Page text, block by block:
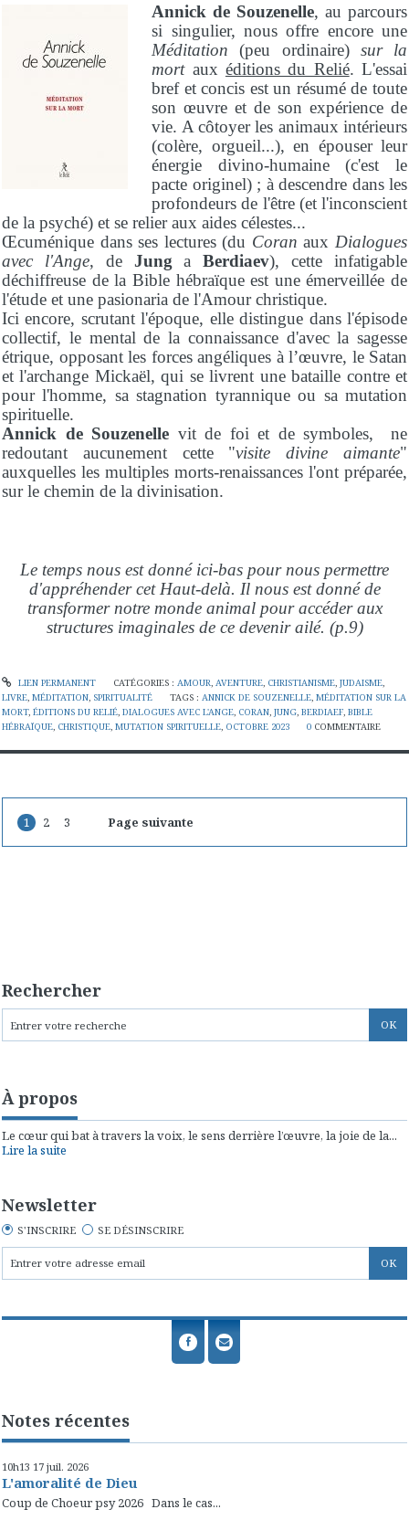
Annick de Souzenelle, au parcours
si singulier, nous offre encore une
Méditation (peu ordinaire)sur la
mortaux éditions du Relié. L'essai
bref et concis est un résumé de toute
son œuvre et de son expérience de
vie. A côtoyer les animaux intérieurs
(colère, orgueil...), en épouser leur
énergie divino-humaine (c'est le
pacte originel) ; à descendre dans les
profondeurs de l'être (et l'inconscient
de la psyché) et se relier aux aides célestes...
Œcuménique dans ses lectures (du Coran aux Dialogues
avec l'Ange, de Jung aBerdiaev), cette infatigable
déchiffreuse de la Bible hébraïque est une émerveillée de
l'étude et une pasionaria de l'Amour christique.
Ici encore, scrutant l'époque, elle distingue dans l'épisode
collectif, le mental de la connaissance d'avec la sagesse
étrique, opposant les forces angéliques à l’œuvre, le Satan
et l'archange Mickaël, qui se livrent une bataille contre et
pour l'homme, sa stagnation tyrannique ou sa mutation
spirituelle.
Annick de Souzenelle vit de foi et de symboles, ne
redoutant aucunement cette "visite divine aimante"
auxquelles les multiples morts-renaissances l'ont préparée,
sur le chemin de la divinisation.
Le temps nous est donné ici-bas pour nous permettre
d'appréhender cet Haut-delà. Il nous est donné de
transformer notre monde animal pour accéder aux
structures imaginales de ce devenir ailé. (p.9)
LIEN PERMANENT CATÉGORIES : AMOUR, AVENTURE, CHRISTIANISME, JUDAISME,
LIVRE, MÉDITATION, SPIRITUALITÉ TAGS :ANNICK DE SOUZENELLE,MÉDITATION SUR LA
MORT, ÉDITIONS DU RELIÉ, DIALOGUES AVEC L'ANGE, CORAN, JUNG, BERDIAEF, BIBLE
HÉBRAÏQUE, CHRISTIQUE, MUTATION SPIRITUELLE, OCTOBRE 2023 0 COMMENTAIRE
1 2 3 Page suivante
Rechercher
À propos
Le cœur qui bat à travers la voix, le sens derrière l’œuvre, la joie de la...
Lire la suite
Newsletter
S'INSCRIRE SE DÉSINSCRIRE
Notes récentes
10h13 17 juil. 2026
L'amoralité de Dieu
Coup de Choeur psy 2026 Dans le cas...